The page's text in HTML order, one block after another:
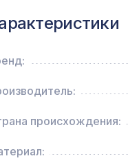
КВАДРО 11-45,
2,0м, белый
происхождения: